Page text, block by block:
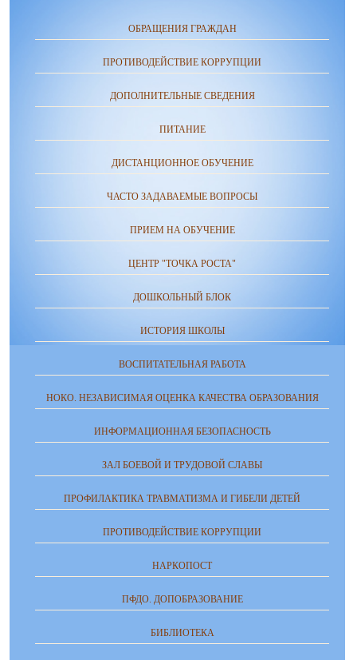
ОБРАЩЕНИЯ ГРАЖДАН
ПРОТИВОДЕЙСТВИЕ КОРРУПЦИИ
ДОПОЛНИТЕЛЬНЫЕ СВЕДЕНИЯ
ПИТАНИЕ
ДИСТАНЦИОННОЕ ОБУЧЕНИЕ
ЧАСТО ЗАДАВАЕМЫЕ ВОПРОСЫ
ПРИЕМ НА ОБУЧЕНИЕ
ЦЕНТР "ТОЧКА РОСТА"
ДОШКОЛЬНЫЙ БЛОК
ИСТОРИЯ ШКОЛЫ
ВОСПИТАТЕЛЬНАЯ РАБОТА
НОКО. НЕЗАВИСИМАЯ ОЦЕНКА КАЧЕСТВА ОБРАЗОВАНИЯ
ИНФОРМАЦИОННАЯ БЕЗОПАСНОСТЬ
ЗАЛ БОЕВОЙ И ТРУДОВОЙ СЛАВЫ
ПРОФИЛАКТИКА ТРАВМАТИЗМА И ГИБЕЛИ ДЕТЕЙ
ПРОТИВОДЕЙСТВИЕ КОРРУПЦИИ
НАРКОПОСТ
ПФДО. ДОПОБРАЗОВАНИЕ
БИБЛИОТЕКА